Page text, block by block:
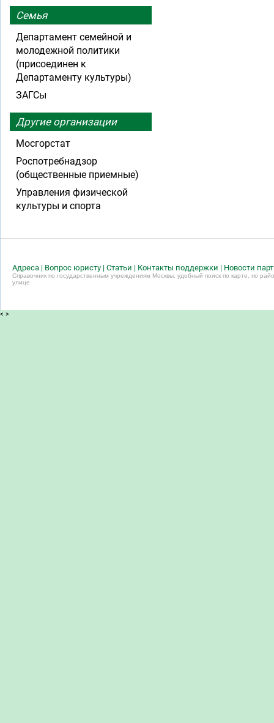
Семья
Департамент семейной и
молодежной политики
(присоединен к
Департаменту культуры)
ЗАГСы
Другие организации
Мосгорстат
Роспотребнадзор
(общественные приемные)
Управления физической
культуры и спорта
Адреса | Вопрос юристу | Статьи | Контакты поддержки | Новости
Справочник по государственным учреждениям Москвы, удобный поиск по карте, по
улице.
< >